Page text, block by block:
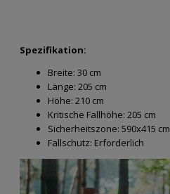
Spezifikation:
Breite: 30 cm
Länge: 205 cm
Höhe: 210 cm
Kritische Fallhöhe: 205 cm
Sicherheitszone: 590x415 cm
Fallschutz: Erforderlich